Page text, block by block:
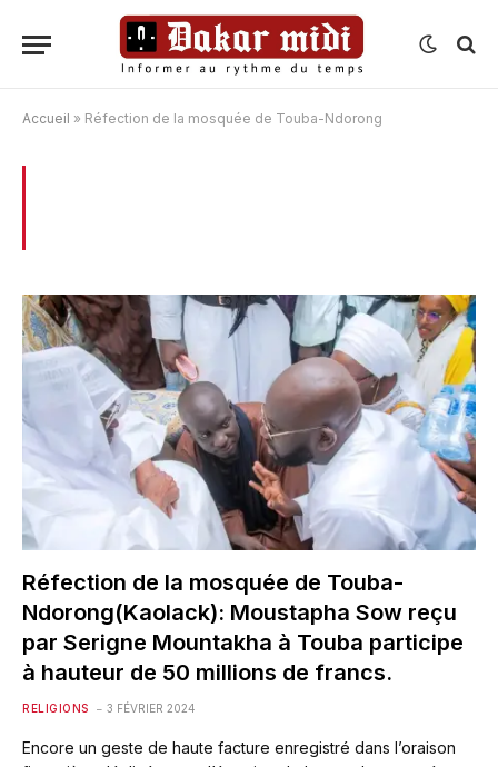
Accueil » Réfection de la mosquée de Touba-Ndorong
Réfection de la mosquée de Touba-
Ndorong(Kaolack): Moustapha Sow reçu
par Serigne Mountakha à Touba participe
à hauteur de 50 millions de francs.
RELIGIONS 3 FÉVRIER 2024
Encore un geste de haute facture enregistré dans l’oraison